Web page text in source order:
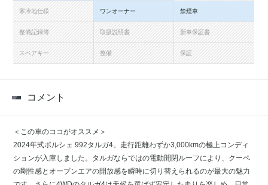
寒冷地仕様 ワンオーナー 禁煙車
整備記録簿 取扱説明書 新車保証書
スペアキー 整備 保証
コメント
＜この車のココがオススメ＞
2024年式ポルシェ 992タルガ4。走行距離わずか3,000kmの極上コンディ
ションが入庫しました。タルガならではの電動開閉ルーフにより、クーペ
の剛性感とオープンエアの開放感を瞬時に切り替えられるのが最大の魅力